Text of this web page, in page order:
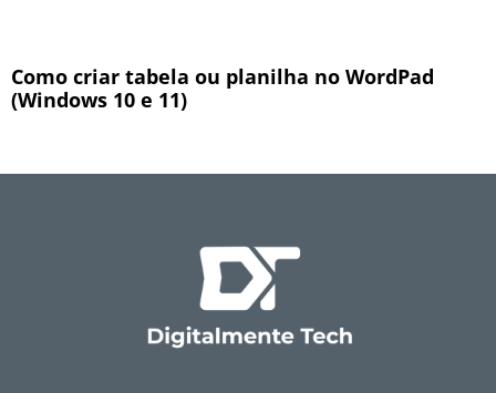
Como criar tabela ou planilha no WordPad
(Windows 10 e 11)